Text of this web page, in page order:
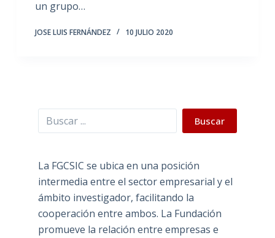
un grupo…
JOSE LUIS FERNÁNDEZ 10 JULIO 2020
Buscar Buscar
La FGCSIC se ubica en una posición
intermedia entre el sector empresarial y el
ámbito investigador, facilitando la
cooperación entre ambos. La Fundación
promueve la relación entre empresas e